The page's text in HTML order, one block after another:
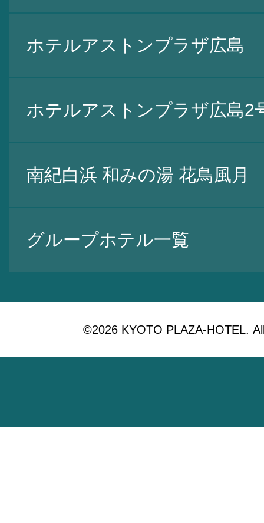
ホテルアストンプラザ広島
ホテルアストンプラザ広島2
南紀白浜 和みの湯 花鳥風月
グループホテル一覧
©2026 KYOTO PLAZA-HOTEL.